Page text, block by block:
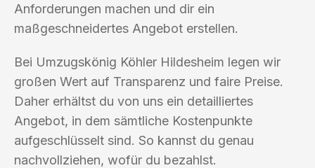
Anforderungen machen und dir ein
maßgeschneidertes Angebot erstellen.
Bei Umzugskönig Köhler Hildesheim legen wir
großen Wert auf Transparenz und faire Preise.
Daher erhältst du von uns ein detailliertes
Angebot, in dem sämtliche Kostenpunkte
aufgeschlüsselt sind. So kannst du genau
nachvollziehen, wofür du bezahlst.